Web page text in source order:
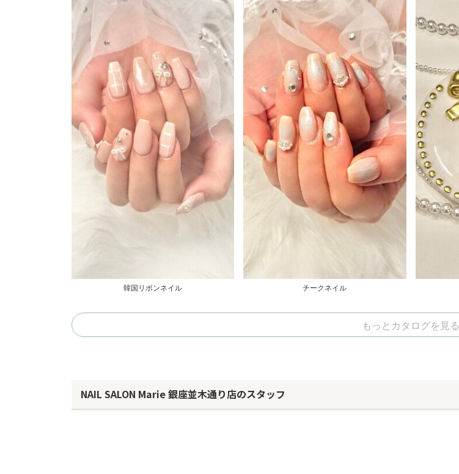
韓国リボンネイル チークネイル
もっとカタログを見る
NAIL SALON Marie 銀座並木通り店のスタッフ